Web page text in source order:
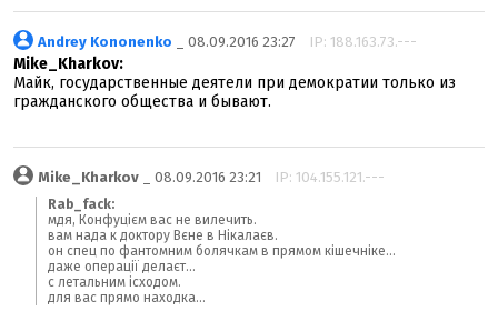
Andrey Kononenko _ 08.09.2016 23:27 IP: 188.163.73.---
Mike_Kharkov:
Майк, государственные деятели при демократии только из
гражданского общества и бывают.
Mike_Kharkov _ 08.09.2016 23:21 IP: 104.155.121.---
Rab_fack:
мдя, Конфуцієм вас не вилечить.
вам нада к доктору Вєне в Нікалаєв.
он спец по фантомним болячкам в прямом кішечніке...
даже операції делаєт...
с летальним ісходом.
для вас прямо находка...